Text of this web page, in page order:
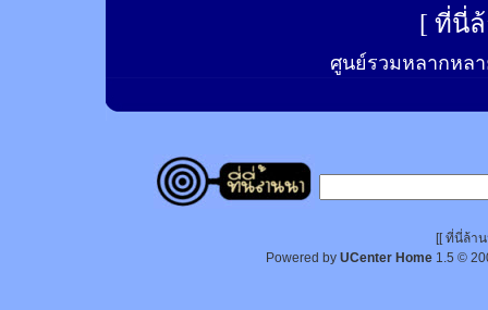
[ ที่นี่
ศูนย์รวมหลากหลา
[[ ที่นี่ล้า
Powered by UCenter Home 1.5 ©